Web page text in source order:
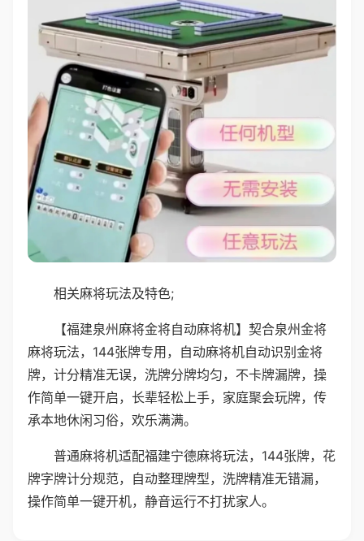
相关麻将玩法及特色;
【福建泉州麻将金将自动麻将机】契合泉州金将
麻将玩法，144张牌专用，自动麻将机自动识别金将
牌，计分精准无误，洗牌分牌均匀，不卡牌漏牌，操
作简单一键开启，长辈轻松上手，家庭聚会玩牌，传
承本地休闲习俗，欢乐满满。
普通麻将机适配福建宁德麻将玩法，144张牌，花
牌字牌计分规范，自动整理牌型，洗牌精准无错漏，
操作简单一键开机，静音运行不打扰家人。